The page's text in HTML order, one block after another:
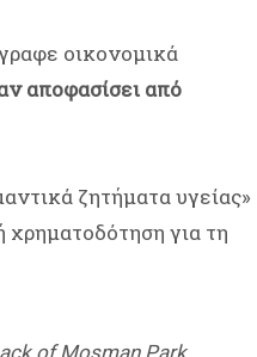
οικονομικά
αποφασίσει από
ζητήματα υγείας»
χρηματοδότηση για τη